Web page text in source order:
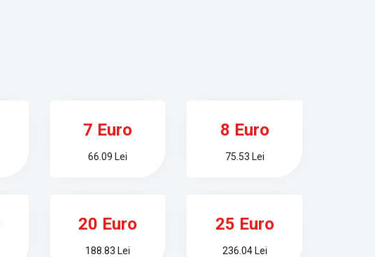
7 Euro
66.09 Lei
8 Euro
75.53 Lei
20 Euro
188.83 Lei
25 Euro
236.04 Lei